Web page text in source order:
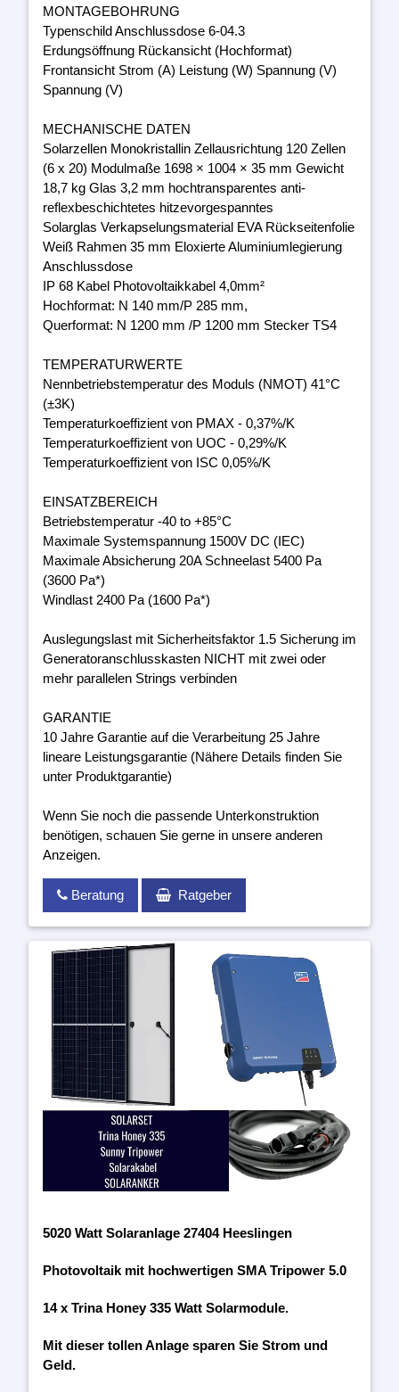
MONTAGEBOHRUNG
Typenschild Anschlussdose 6-04.3
Erdungsöffnung Rückansicht (Hochformat)
Frontansicht Strom (A) Leistung (W) Spannung (V)
Spannung (V)
MECHANISCHE DATEN
Solarzellen Monokristallin Zellausrichtung 120 Zellen
(6 x 20) Modulmaße 1698 × 1004 × 35 mm Gewicht
18,7 kg Glas 3,2 mm hochtransparentes anti-
reflexbeschichtetes hitzevorgespanntes
Solarglas Verkapselungsmaterial EVA Rückseitenfolie
Weiß Rahmen 35 mm Eloxierte Aluminiumlegierung
Anschlussdose
IP 68 Kabel Photovoltaikkabel 4,0mm²
Hochformat: N 140 mm/P 285 mm,
Querformat: N 1200 mm /P 1200 mm Stecker TS4
TEMPERATURWERTE
Nennbetriebstemperatur des Moduls (NMOT) 41°C
(±3K)
Temperaturkoeffizient von PMAX - 0,37%/K
Temperaturkoeffizient von UOC - 0,29%/K
Temperaturkoeffizient von ISC 0,05%/K
EINSATZBEREICH
Betriebstemperatur -40 to +85°C
Maximale Systemspannung 1500V DC (IEC)
Maximale Absicherung 20A Schneelast 5400 Pa
(3600 Pa*)
Windlast 2400 Pa (1600 Pa*)
Auslegungslast mit Sicherheitsfaktor 1.5 Sicherung im
Generatoranschlusskasten NICHT mit zwei oder
mehr parallelen Strings verbinden
GARANTIE
10 Jahre Garantie auf die Verarbeitung 25 Jahre
lineare Leistungsgarantie (Nähere Details finden Sie
unter Produktgarantie)
Wenn Sie noch die passende Unterkonstruktion
benötigen, schauen Sie gerne in unsere anderen
Anzeigen.
Beratung Ratgeber
5020 Watt Solaranlage 27404 Heeslingen
Photovoltaik mit hochwertigen SMA Tripower 5.0
14 x Trina Honey 335 Watt Solarmodule.
Mit dieser tollen Anlage sparen Sie Strom und
Geld.